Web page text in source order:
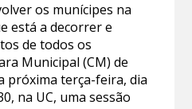
os munícipes na
está a decorrer e
de todos os
Municipal (CM) de
próxima terça-feira, dia
na UC, uma sessão